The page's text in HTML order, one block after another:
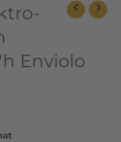
Enviolo